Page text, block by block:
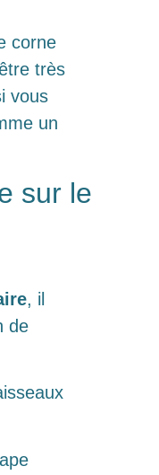
corne
très
vous
un
sur le
, il
de